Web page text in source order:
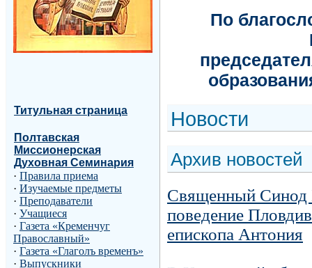
По
Титульная страница
Полтавская
Миссионерская
Духовная Семинария
· Правила приема
· Изучаемые предметы
· Преподаватели
· Учащиеся
· Газета «Кременчуг
Православный»
· Газета «Глаголъ временъ»
· Выпускники
Новости
Архив новостей
Священный Синод
поведение
епископа Антония